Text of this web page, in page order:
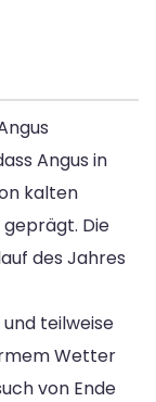
Angus in
kalten
Die
des Jahres
teilweise
Wetter
von Ende